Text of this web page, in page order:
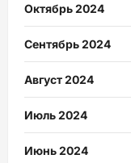
Октябрь 2024
Сентябрь 2024
Август 2024
Июль 2024
Июнь 2024